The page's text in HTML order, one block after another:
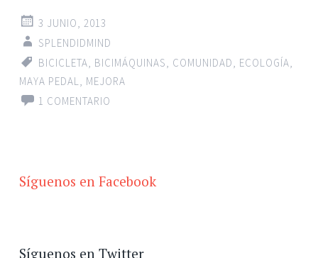
3 JUNIO, 2013
SPLENDIDMIND
BICICLETA BICIMÁQUINAS COMUNIDAD ECOLOGÍA
MAYA PEDAL
MEJORA
1 COMENTARIO
Síguenos en Facebook
Síguenos en Twitter